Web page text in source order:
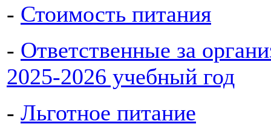
- Стоимость питания
- Ответственные за
2025-2026 учебный год
- Льготное питание